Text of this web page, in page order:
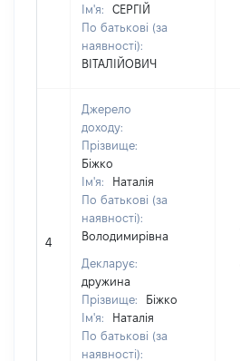
Ім'я:
СЕРГІЙ
По батькові (за
наявності):
ВІТАЛІЙОВИЧ
4
Джерело
доходу:
Прізвище:
Біжко
Ім'я:
Наталія
По батькові (за
наявності):
Володимирівна
Декларує:
дружина
Прізвище:
Біжко
Ім'я:
Наталія
По батькові (за
наявності):